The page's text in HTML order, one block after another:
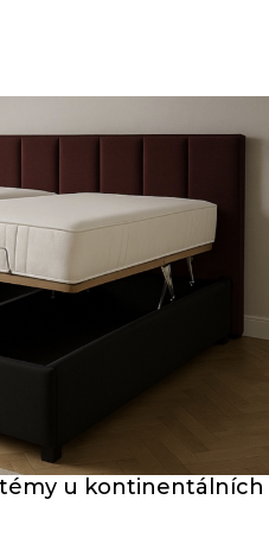
u kontinentálních